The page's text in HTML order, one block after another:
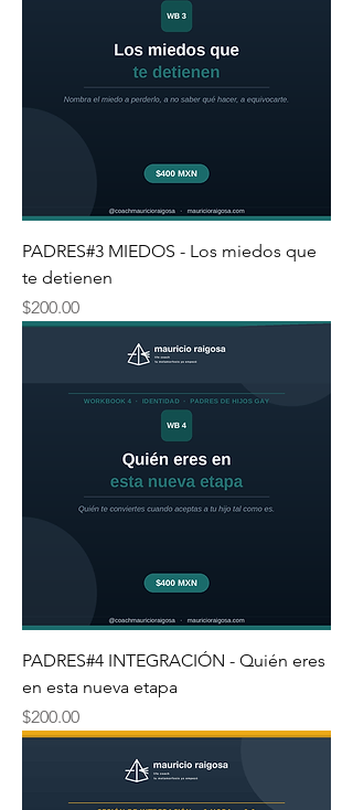
PADRES#3 MIEDOS - Los miedos que
te detienen
Precio
$200.00
PADRES#4 INTEGRACIÓN - Quién eres
en esta nueva etapa
Precio
$200.00